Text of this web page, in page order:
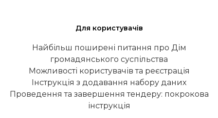
Для користувачів
Найбільш поширені питання про Дім
громадянського суспільства
Можливості користувачів та реєстрація
Інструкція з додавання набору даних
Проведення та завершення тендеру: покрокова
інструкція